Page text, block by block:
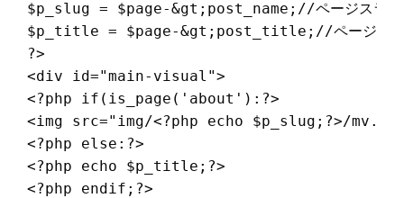
$p_slug = $page-&gt;post_name;//ページスラッ
$p_title = $page-&gt;post_title;//ページタイ
?>
<div id="main-visual">
<?php if(is_page('about'):?>
<img src="img/<?php echo $p_slug;?>/
<?php else:?>
<?php echo $p_title;?>
<?php endif;?>